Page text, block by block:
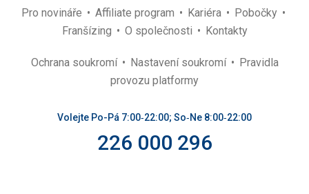
Pro novináře Affiliate program Kariéra
Pobočky
Franšízing
O společnosti Kontakty
Ochrana soukromí Nastavení soukromí
Pravidla
provozu platformy
Volejte Po-Pá 7:00‑22:00; So‑Ne 8:00‑22:00
226 000 296